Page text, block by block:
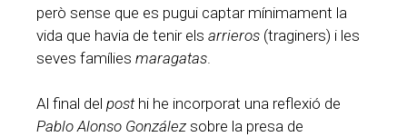
però sense que es pugui captar mínimament la
vida que havia de tenir els arrieros (traginers) i les
seves famílies maragatas
Al final del posthi he incorporat una reflexió de
Pablo Alonso González sobre la presa de